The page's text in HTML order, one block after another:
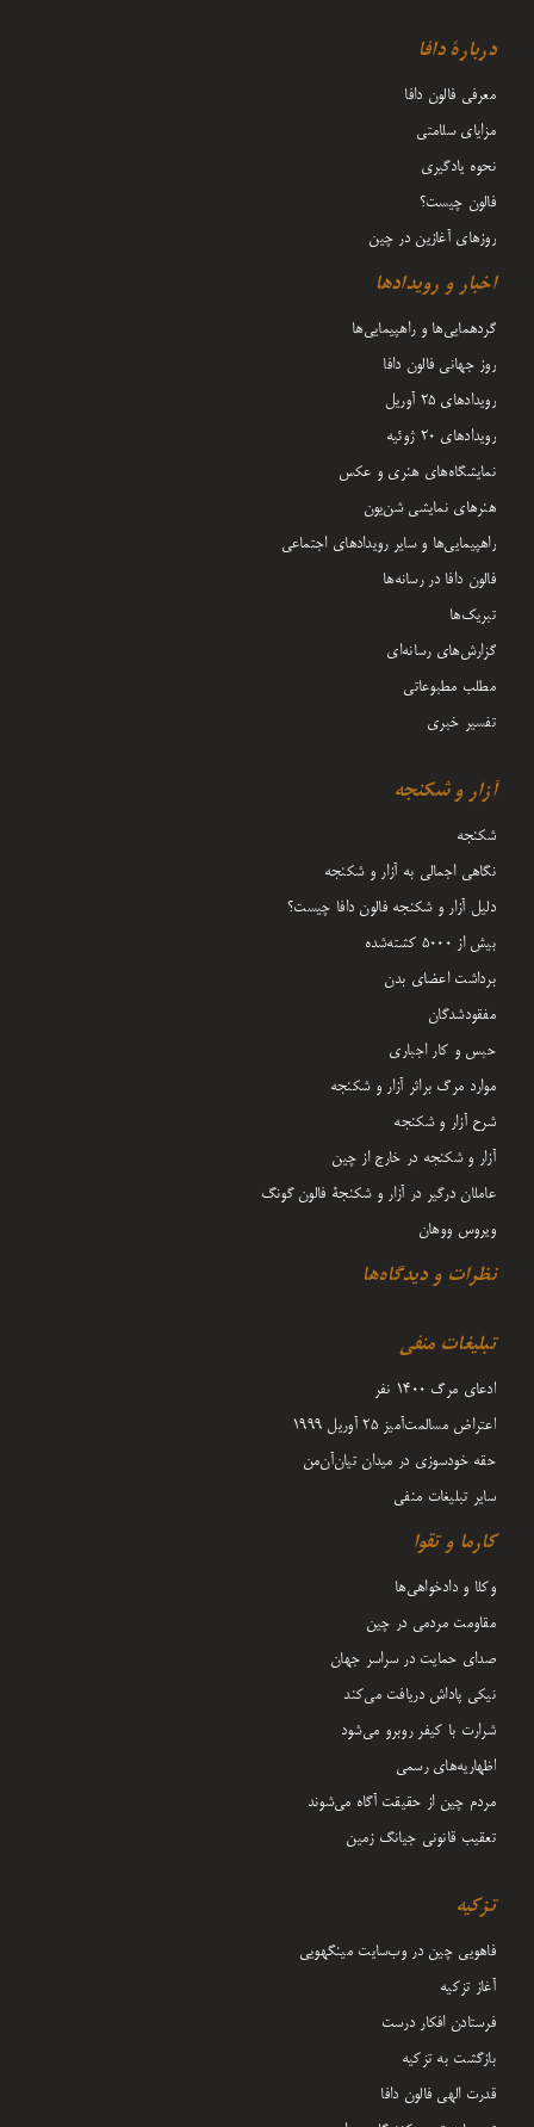
دربارۀ دافا
معرفی فالون دافا
مزایای سلامتی
نحوه یادگیری
فالون چیست؟
روزهای آغازین در چین
اخبار و رویدادها
گردهمایی‌ها و راهپیمایی‌ها
روز جهانی فالون دافا
رویدادهای ۲۵ آوریل
رویدادهای ۲۰ ژوئیه
نمایشگاه‌های هنری و عکس
هنرهای نمایشی شن‌یون
راهپیمایی‌ها و سایر رویدادهای اجتماعی
فالون دافا در رسانه‌ها
تبریک‌ها
گزارش‌های رسانه‌ای
مطلب مطبوعاتی
تفسیر خبری
آزار و شکنجه
شکنجه
نگاهی اجمالی به آزار و شکنجه
دلیل آزار و شکنجه فالون دافا چیست؟
بیش از 5000 کشته‌شده
برداشت اعضای بدن
مفقودشدگان
حبس و کار اجباری
موارد مرگ براثر آزار و شکنجه
شرح آزار و شکنجه
آزار و شکنجه در خارج از چین
عاملان درگیر در آزار و شکنجۀ فالون گونگ
ویروس ووهان
نظرات و دیدگاه‌ها
تبلیغات منفی
ادعای مرگ 1400 نفر
اعتراض مسالمت‌آمیز ۲۵ آوریل ۱۹۹۹
حقه خودسوزی در میدان تیان‌آن‌من
سایر تبلیغات منفی
کارما و تقوا
وکلا و دادخواهی‌ها
مقاومت مردمی در چین
صدای حمایت در سراسر جهان
نیکی پاداش دریافت می‌کند
شرارت با کیفر روبرو می‌شود
اظهاریه‌های رسمی
مردم چین از حقیقت آگاه می‌شوند
تعقیب قانونی جیانگ زمین
تزکیه
فاهویی چین در وب‌سایت مینگهویی
آغاز تزکیه
فرستادن افکار درست
بازگشت به تزکیه
قدرت الهی فالون دافا